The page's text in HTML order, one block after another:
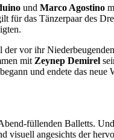
und Marco Agostino
für das Tänzerpaar des
vor ihr
mit Zeynep Demirel
und endete das
füllenden Balletts.
angesichts der